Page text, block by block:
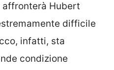
Hubert
difficile
infatti, sta
condizione